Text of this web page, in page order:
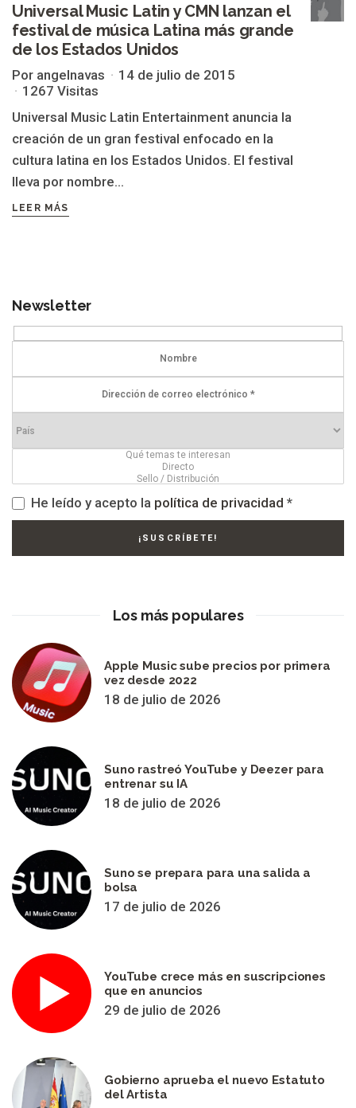
Universal Music Latin y CMN lanzan el
festival de música Latina más grande
de los Estados Unidos
Por angelnavas
14 de julio de 2015
1267 Visitas
Universal Music Latin Entertainment anuncia la
creación de un gran festival enfocado en la
cultura latina en los Estados Unidos. El festival
lleva por nombre...
LEER MÁS
Newsletter
He leído y acepto la política de privacidad *
Los más populares
Apple Music sube precios por primera
vez desde 2022
18 de julio de 2026
Suno rastreó YouTube y Deezer para
entrenar su IA
18 de julio de 2026
Suno se prepara para una salida a
bolsa
17 de julio de 2026
YouTube crece más en suscripciones
que en anuncios
29 de julio de 2026
Gobierno aprueba el nuevo Estatuto
del Artista